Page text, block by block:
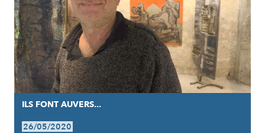
ILS FONT AUVERS...
26/05/2020